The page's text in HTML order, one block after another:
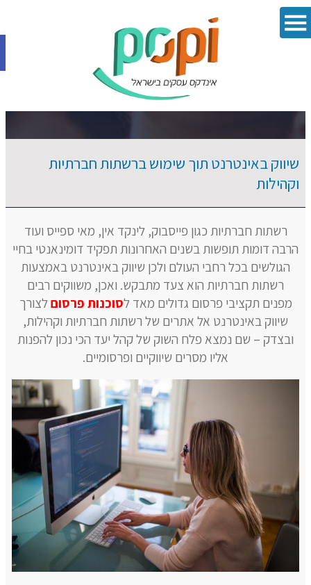
פתח
שיווק באינטרנט תוך שימוש ברשתות חברתיות
וקהילות
רשתות חברתיות כגון פייסבוק, לינקד אין, מאי ספייס ועוד
הרבה דומות תופשות בשנים האחרונות תפקיד דומינאנטי בחיי
הגולשים בכל רחבי העולם ולכן שיווק באינטרנט באמצעות
רשתות חברתיות הוא צעד מתבקש. ואכן, משווקים רבים
מפנים תקציבי פרסום גדולים מאד לסוכנות פרסוםלצורך
שיווק באינטרנט אל אתרים של רשתות חברתיות וקהילות,
ובצדק – שם נמצא פלח השוק של קהל יעד הכי נכון להפנות
אליו מסרים שיווקיים ופרסומיים.